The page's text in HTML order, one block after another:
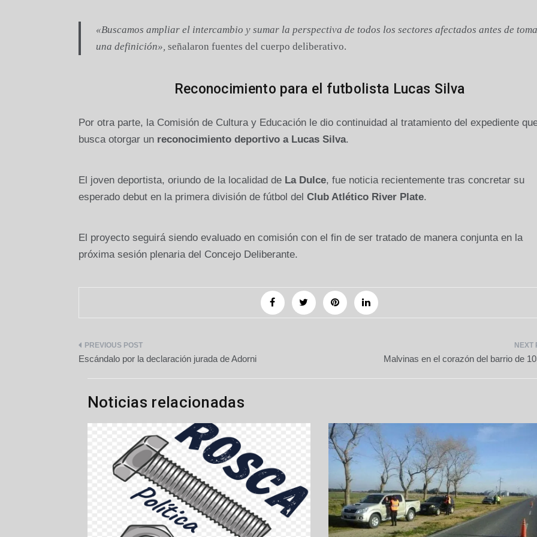
«Buscamos ampliar el intercambio y sumar la perspectiva de todos los sectores afectados antes de
una definición», señalaron fuentes del cuerpo deliberativo.
Reconocimiento para el futbolista Lucas Silva
Por otra parte, la Comisión de Cultura y Educación le dio continuidad al tratamiento del expediente
busca otorgar un reconocimiento deportivo a Lucas Silva.
El joven deportista, oriundo de la localidad de La Dulce, fue noticia recientemente tras concretar su
esperado debut en la primera división de fútbol del Club Atlético River Plate.
El proyecto seguirá siendo evaluado en comisión con el fin de ser tratado de manera conjunta en la
próxima sesión plenaria del Concejo Deliberante.
Navegación
de
entradas
Escándalo por la declaración jurada de Adorni Malvinas en el corazón del barrio de
Noticias relacionadas